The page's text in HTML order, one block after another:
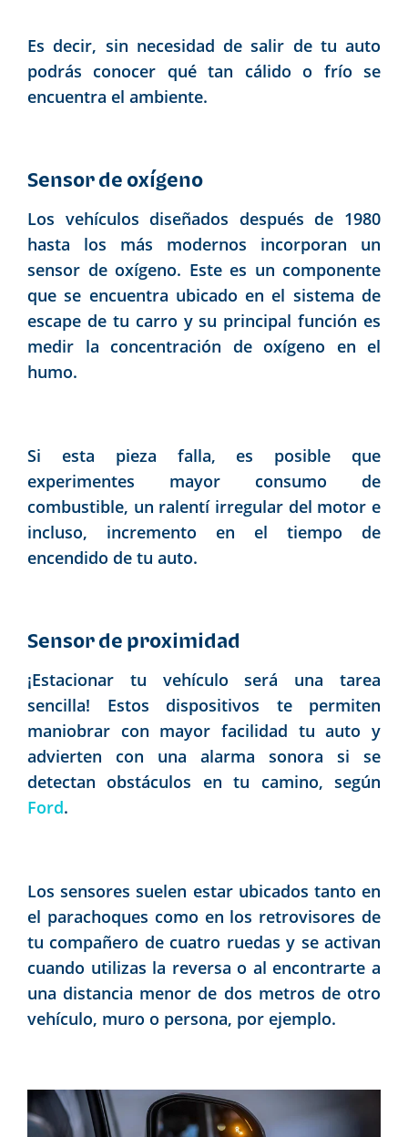
Es decir, sin necesidad de salir de tu auto
podrás conocer qué tan cálido o frío se
encuentra el ambiente.
Sensor de oxígeno
Los vehículos diseñados después de 1980
hasta los más modernos incorporan un
sensor de oxígeno. Este es un componente
que se encuentra ubicado en el sistema de
escape de tu carro y su principal función es
medir la concentración de oxígeno en el
humo.
Si esta pieza falla, es posible que
experimentes mayor consumo de
combustible, un ralentí irregular del motor e
incluso, incremento en el tiempo de
encendido de tu auto.
Sensor de proximidad
¡Estacionar tu vehículo será una tarea
sencilla! Estos dispositivos te permiten
maniobrar con mayor facilidad tu auto y
advierten con una alarma sonora si se
detectan obstáculos en tu camino, según
Ford.
Los sensores suelen estar ubicados tanto en
el parachoques como en los retrovisores de
tu compañero de cuatro ruedas y se activan
cuando utilizas la reversa o al encontrarte a
una distancia menor de dos metros de otro
vehículo, muro o persona, por ejemplo.